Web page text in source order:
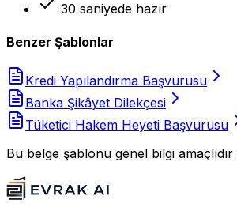
30 saniyede hazır
Benzer Şablonlar
Kredi Yapılandırma Başvurusu
Banka Şikâyet Dilekçesi
Tüketici Hakem Heyeti Başvurusu
Bu belge şablonu genel bilgi